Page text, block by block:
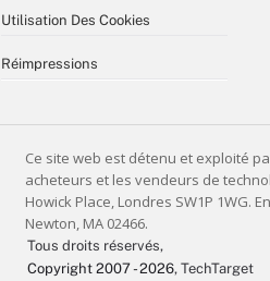
Utilisation Des Cookies
Réimpressions
Tous droits réservés,
Copyright 2007 - 2026, TechTarget